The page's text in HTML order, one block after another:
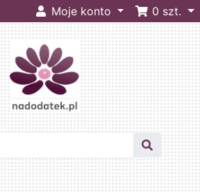
Moje konto 0 szt.